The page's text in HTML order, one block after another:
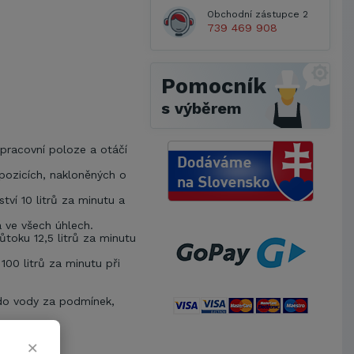
poloze a otáčí
nakloněných o
10 litrů za minutu a
všech úhlech.
12,5 litrů za minutu
litrů za minutu při
vody za podmínek,
Obchodní zástupce 2
739 469 908
Pomocník
s výběrem
×